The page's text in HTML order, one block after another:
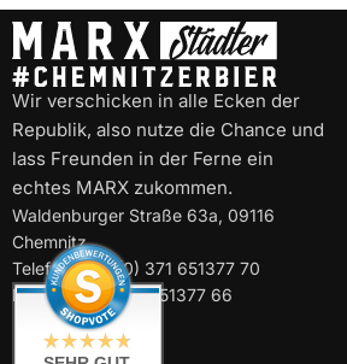
Wir verschicken in alle Ecken der
Republik, also nutze die Chance und
lass Freunden in der Ferne ein
echtes MARX zukommen.
Waldenburger Straße 63a, 09116
Chemnitz
Telefon: +49 (0) 371 651377 70
Fax: +49 (0) 371 651377 66